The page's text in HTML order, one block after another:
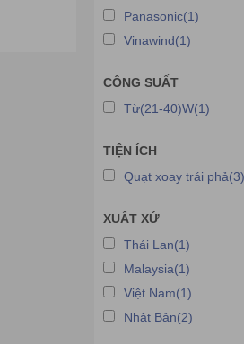
Panasonic(1)
Vinawind(1)
CÔNG SUẤT
Từ(21-40)W(1)
TIỆN ÍCH
Quạt xoay trái phả(3)
XUẤT XỨ
Thái Lan(1)
Malaysia(1)
Việt Nam(1)
Nhật Bản(2)